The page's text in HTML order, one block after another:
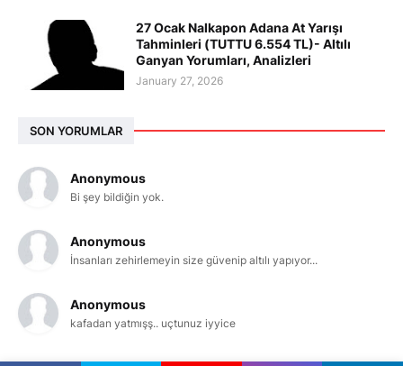
27 Ocak Nalkapon Adana At Yarışı
Tahminleri (TUTTU 6.554 TL)- Altılı
Ganyan Yorumları, Analizleri
January 27, 2026
SON YORUMLAR
Anonymous
Bi şey bildiğin yok.
Anonymous
İnsanları zehirlemeyin size güvenip altılı yapıyor...
Anonymous
kafadan yatmışş.. uçtunuz iyyice